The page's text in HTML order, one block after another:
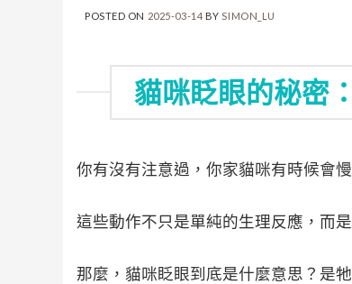
POSTED ON 2025-03-14 BY SIMON_LU
貓咪眨眼的秘密
你有沒有注意過，你家貓咪有時候會
這些動作不只是單純的生理反應，而
那麼，貓咪眨眼到底是什麼意思？是